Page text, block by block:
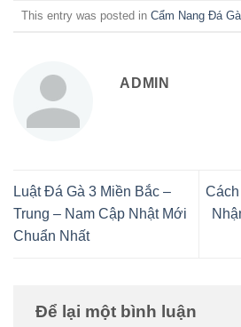
This entry was posted in Cẩm Nang Đá Gà
ADMIN
Luật Đá Gà 3 Miền Bắc –
Trung – Nam Cập Nhật Mới
Chuẩn Nhất
Để lại một bình luận